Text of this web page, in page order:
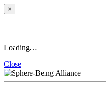
×
Loading…
Close